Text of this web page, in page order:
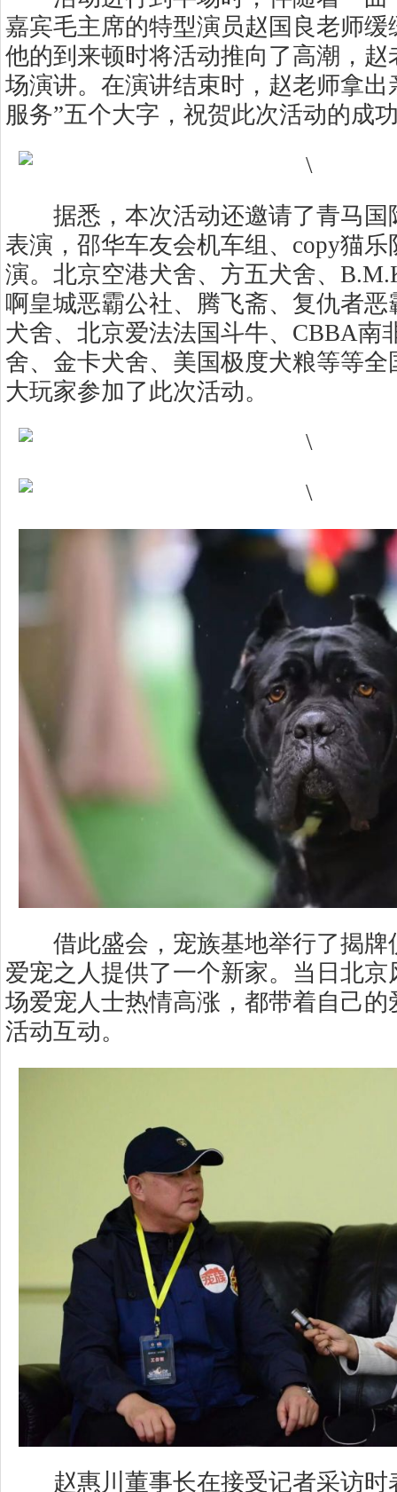
嘉宾毛主席的特型演员赵国良老师
他的到来顿时将活动推向了高潮，
场演讲。在演讲结束时，赵老师拿出
服务”五个大字，祝贺此次活动的成
据悉，本次活动还邀请了青马国
表演，邵华车友会机车组、copy猫
演。北京空港犬舍、方五犬舍、
啊皇城恶霸公社、腾飞斋、复仇者
犬舍、北京爱法法国斗牛、CBBA南
舍、金卡犬舍、美国极度犬粮等等
大玩家参加了此次活动。
借此盛会，宠族基地举行了揭牌
爱宠之人提供了一个新家。当日北
场爱宠人士热情高涨，都带着自己
活动互动。
赵惠川董事长在接受记者采访时